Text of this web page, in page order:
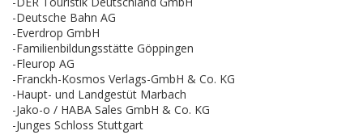
-Deutsche Bahn AG
-Everdrop GmbH
-Familienbildungsstätte Göppingen
-Fleurop AG
-Franckh-Kosmos Verlags-GmbH & Co. KG
-Haupt- und Landgestüt Marbach
-Jako-o / HABA Sales GmbH & Co. KG
-Junges Schloss Stuttgart